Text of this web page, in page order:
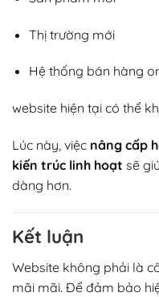
Thị trường mới
Hệ thống bán hàng
website hiện tại có thể
Lúc này, việc nâng cấp
kiến trúc linh hoạt sẽ
dàng hơn.
Kết luận
Website không phải là
mãi mãi. Để đảm bảo